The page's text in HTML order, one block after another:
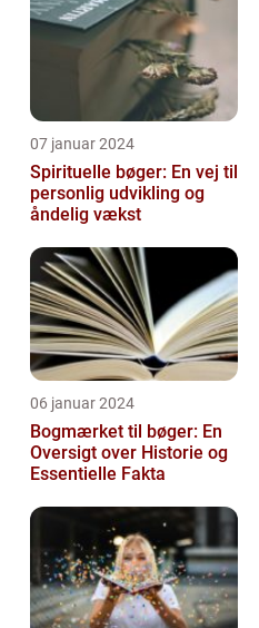
07 januar 2024
Spirituelle bøger: En vej til
personlig udvikling og
åndelig vækst
06 januar 2024
Bogmærket til bøger: En
Oversigt over Historie og
Essentielle Fakta